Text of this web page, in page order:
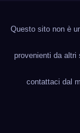
Questo sito non è
provenienti da altri
contattaci dal